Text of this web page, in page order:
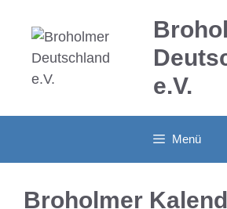
Inhalt
springen
e.V.
Menü
Broholmer